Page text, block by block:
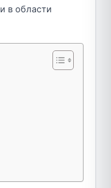
в области